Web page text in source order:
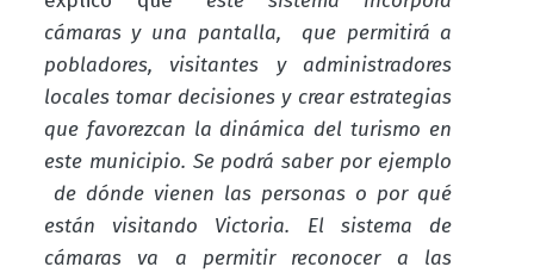
cámaras y una pantalla, que permitirá a
pobladores, visitantes y administradores
locales tomar decisiones y crear estrategias
que favorezcan la dinámica del turismo en
este municipio. Se podrá saber por ejemplo
de dónde vienen las personas o por qué
están visitando Victoria. El sistema de
cámaras va a permitir reconocer a las